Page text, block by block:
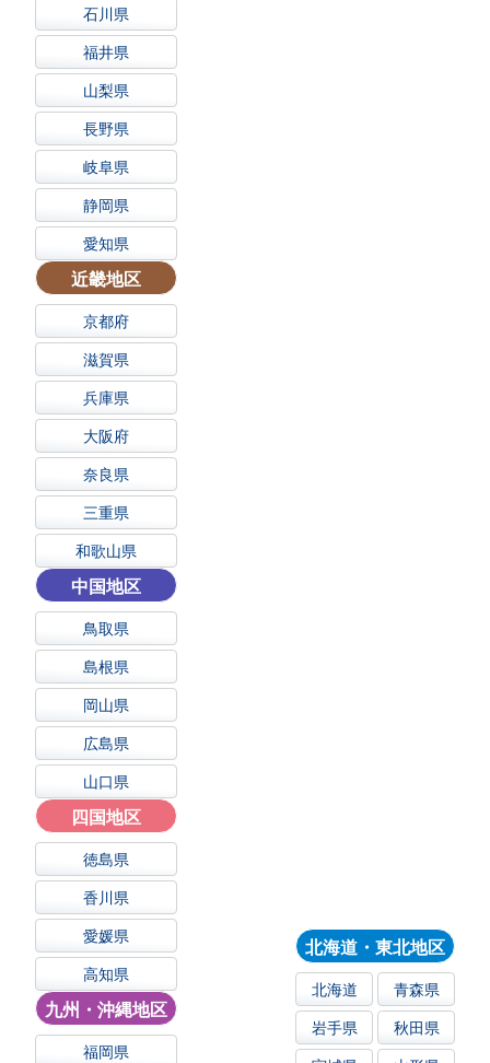
北海道・東北地区
北海道
青森県
岩手県
秋田県
石川県
福井県
山梨県
長野県
岐阜県
静岡県
愛知県
近畿地区
京都府
滋賀県
兵庫県
大阪府
奈良県
三重県
和歌山県
中国地区
鳥取県
島根県
岡山県
広島県
山口県
四国地区
徳島県
香川県
愛媛県
高知県
九州・沖縄地区
福岡県